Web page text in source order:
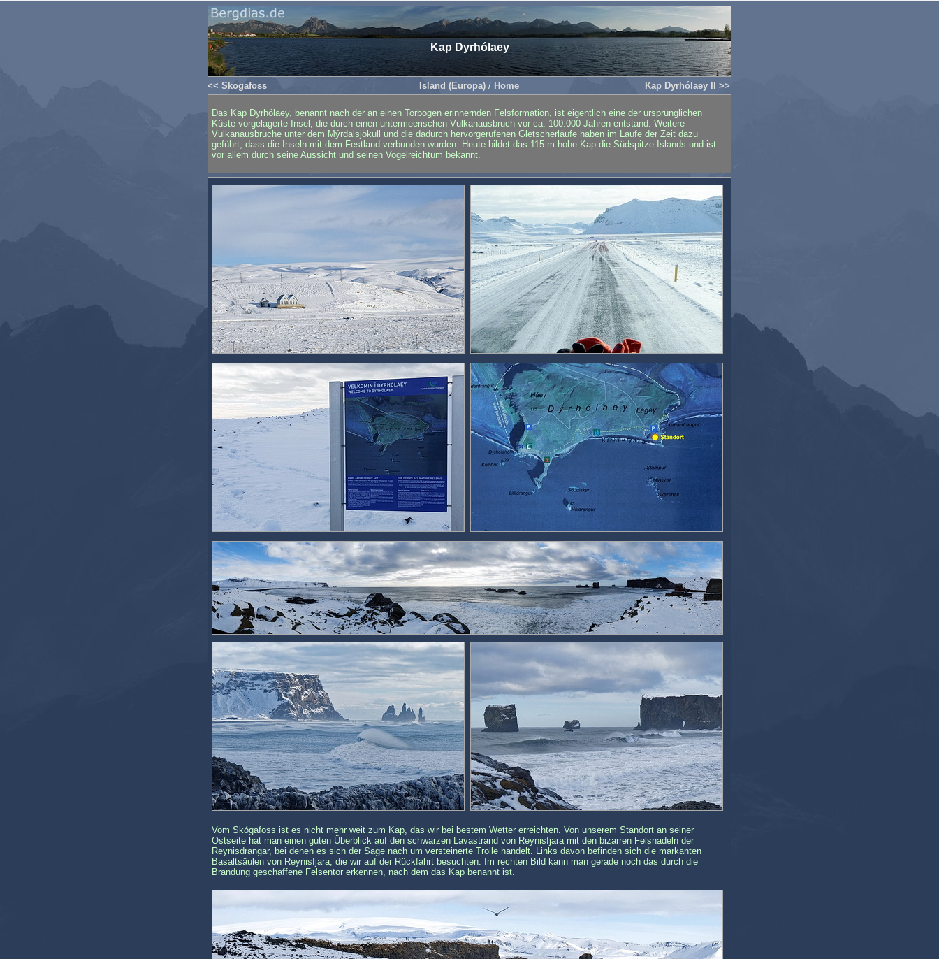
Kap Dyrhólaey
<< Skogafoss Island (Europa) / Home Kap Dyrhólaey II >>
Das Kap Dyrhólaey, benannt nach der an einen Torbogen erinnernden Felsformation, ist eigentlich eine der ursprünglichen
Küste vorgelagerte Insel, die durch einen untermeerischen Vulkanausbruch vor ca. 100.000 Jahren entstand. Weitere
Vulkanausbrüche unter dem Mýrdalsjökull und die dadurch hervorgerufenen Gletscherläufe haben im Laufe der Zeit dazu
geführt, dass die Inseln mit dem Festland verbunden wurden. Heute bildet das 115 m hohe Kap die Südspitze Islands und ist
vor allem durch seine Aussicht und seinen Vogelreichtum bekannt.
Vom Skógafoss ist es nicht mehr weit zum Kap, das wir bei bestem Wetter erreichten. Von unserem Standort an seiner
Ostseite hat man einen guten Überblick auf den schwarzen Lavastrand von Reynisfjara mit den bizarren Felsnadeln der
Reynisdrangar, bei denen es sich der Sage nach um versteinerte Trolle handelt. Links davon befinden sich die markanten
Basaltsäulen von Reynisfjara, die wir auf der Rückfahrt besuchten. Im rechten Bild kann man gerade noch das durch die
Brandung geschaffene Felsentor erkennen, nach dem das Kap benannt ist.